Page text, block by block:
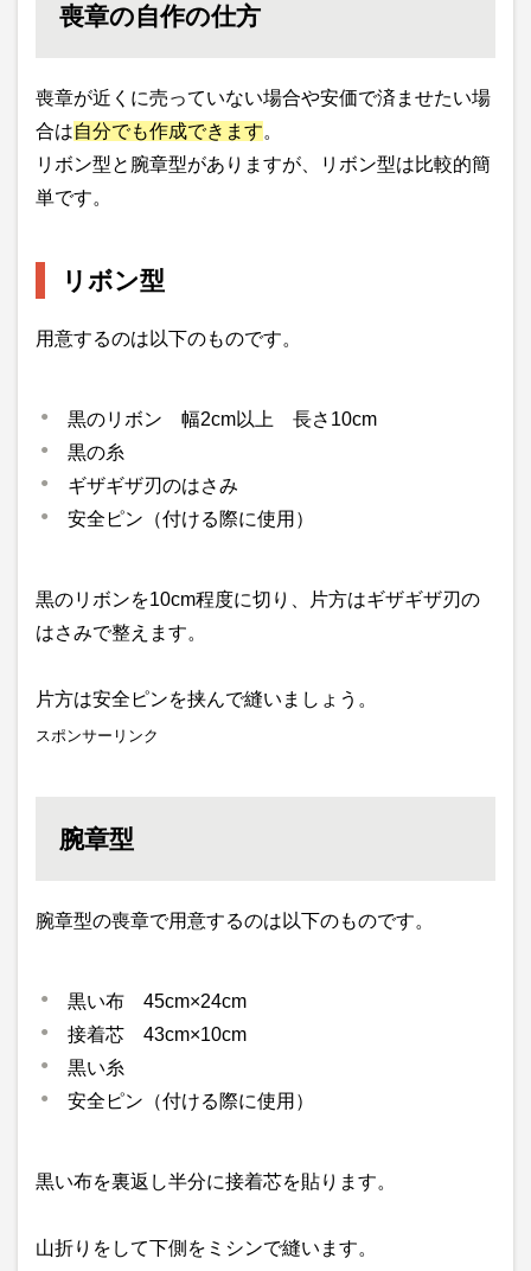
喪章の自作の仕方
喪章が近くに売っていない場合や安価で済ませたい場
合は自分でも作成できます。
リボン型と腕章型がありますが、リボン型は比較的簡
単です。
リボン型
用意するのは以下のものです。
黒のリボン 幅2cm以上 長さ10cm
黒の糸
ギザギザ刃のはさみ
安全ピン（付ける際に使用）
黒のリボンを10cm程度に切り、片方はギザギザ刃の
はさみで整えます。
片方は安全ピンを挟んで縫いましょう。
スポンサーリンク
腕章型
腕章型の喪章で用意するのは以下のものです。
黒い布 45cm×24cm
接着芯 43cm×10cm
黒い糸
安全ピン（付ける際に使用）
黒い布を裏返し半分に接着芯を貼ります。
山折りをして下側をミシンで縫います。